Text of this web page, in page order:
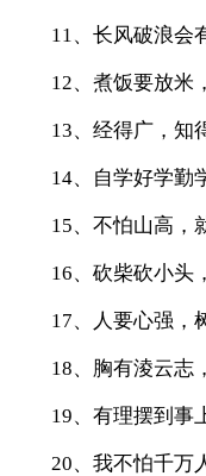
11、长风破浪会
12、煮饭要放米
13、经得广，知
14、自学好学勤
15、不怕山高，
16、砍柴砍小头
17、人要心强，
18、胸有淩云志
19、有理摆到事
20、我不怕千万